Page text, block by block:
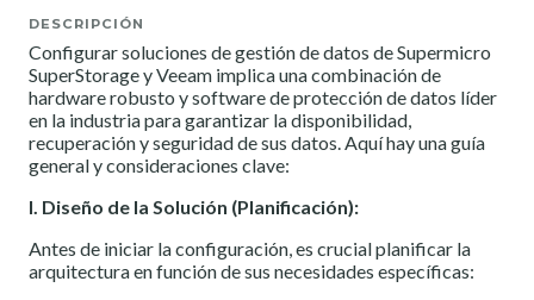
DESCRIPCIÓN
Configurar soluciones de gestión de datos de Supermicro
SuperStorage y Veeam implica una combinación de
hardware robusto y software de protección de datos líder
en la industria para garantizar la disponibilidad,
recuperación y seguridad de sus datos. Aquí hay una guía
general y consideraciones clave:
I. Diseño de la Solución (Planificación):
Antes de iniciar la configuración, es crucial planificar la
arquitectura en función de sus necesidades específicas: